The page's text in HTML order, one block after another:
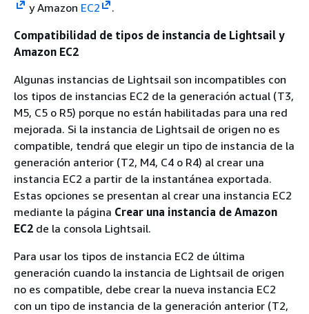
y Amazon EC2
.
Compatibilidad de tipos de instancia de Lightsail y
Amazon EC2
Algunas instancias de Lightsail son incompatibles con
los tipos de instancias EC2 de la generación actual (T3,
M5, C5 o R5) porque no están habilitadas para una red
mejorada. Si la instancia de Lightsail de origen no es
compatible, tendrá que elegir un tipo de instancia de la
generación anterior (T2, M4, C4 o R4) al crear una
instancia EC2 a partir de la instantánea exportada.
Estas opciones se presentan al crear una instancia EC2
mediante la página Crear una instancia de Amazon
EC2 de la consola Lightsail.
Para usar los tipos de instancia EC2 de última
generación cuando la instancia de Lightsail de origen
no es compatible, debe crear la nueva instancia EC2
con un tipo de instancia de la generación anterior (T2,